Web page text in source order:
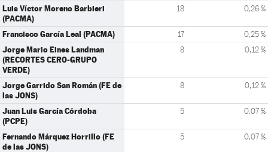
Luis Víctor Moreno Barbieri
(PACMA)
18 0,26 %
Francisco García Leal (PACMA) 17 0,25 %
Jorge Mario Eines Landman
(RECORTES CERO-GRUPO
VERDE)
8 0,12 %
Jorge Garrido San Román (FE de
las JONS)
8 0,12 %
Juan Luis García Córdoba
(PCPE)
5 0,07 %
Fernando Márquez Horrillo (FE
de las JONS)
5 0,07 %